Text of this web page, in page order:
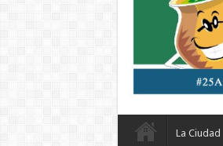
La Ciudad